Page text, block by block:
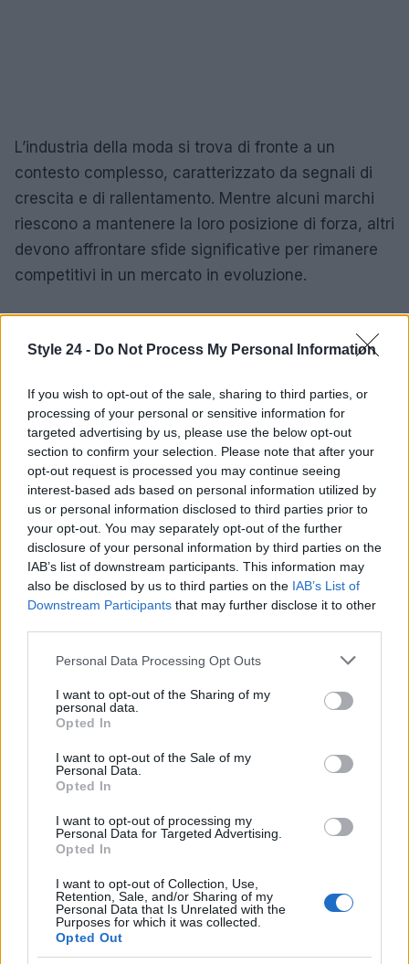
Style 24 - Do Not Process My Personal Information
If you wish to opt-out of the sale, sharing to third parties, or
processing of your personal or sensitive information for
targeted advertising by us, please use the below opt-out
section to confirm your selection. Please note that after your
opt-out request is processed you may continue seeing
interest-based ads based on personal information utilized by
us or personal information disclosed to third parties prior to
your opt-out. You may separately opt-out of the further
disclosure of your personal information by third parties on the
IAB’s list of downstream participants. This information may
also be disclosed by us to third parties on the IAB’s List of
Downstream Participants that may further disclose it to other
Please note that this website/app uses one or more Google
not limited to your visit or usage behaviour. You may click to
grant or deny consent to Google and its third-party tags to
use your data for below specified purposes in below Google
consent section.
Personal Data Processing Opt Outs
I want to opt-out of the Sharing of my
personal data.
Opted In
I want to opt-out of the Sale of my
Personal Data.
Opted In
I want to opt-out of processing my
Personal Data for Targeted Advertising.
Opted In
I want to opt-out of Collection, Use,
Retention, Sale, and/or Sharing of my
Personal Data that Is Unrelated with the
Purposes for which it was collected.
Opted Out
L’industria della moda si trova di fronte a un
contesto complesso, caratterizzato da segnali di
crescita e di rallentamento. Mentre alcuni marchi
riescono a mantenere la loro posizione di forza, altri
devono affrontare sfide significative per rimanere
competitivi in un mercato in evoluzione.
AUTORE
Continua a leggere
LIFESTYLE